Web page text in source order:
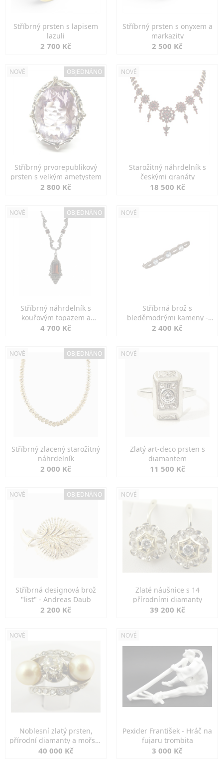
Stříbrný prsten s lapisem
lazuli
2 700 Kč
Stříbrný prsten s onyxem a
markazity
2 500 Kč
NOVÉ OBJEDNÁNO
Stříbrný prvorepublikový
prsten s velkým ametystem
2 800 Kč
NOVÉ
Starožitný náhrdelník s
českými granáty
18 500 Kč
NOVÉ OBJEDNÁNO
Stříbrný náhrdelník s
kouřovým topazem a
markazity
4 700 Kč
NOVÉ
Stříbrná brož s
bleděmodrými kameny -
jemná elegance
2 400 Kč
NOVÉ OBJEDNÁNO
Stříbrný zlacený starožitný
náhrdelník
2 000 Kč
NOVÉ
Zlatý art-deco prsten s
diamantem
11 500 Kč
NOVÉ OBJEDNÁNO
Stříbrná designová brož
"list" - Andreas Daub
2 200 Kč
NOVÉ
Zlaté náušnice s 14
přírodními diamanty
39 200 Kč
NOVÉ
Noblesní zlatý prsten,
přírodní diamanty a mořské
perly
40 000 Kč
NOVÉ
Pexider František - Hráč na
fujaru trombita
3 000 Kč